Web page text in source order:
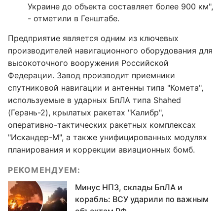
Украине до объекта составляет более 900 км",
- отметили в Генштабе.
Предприятие является одним из ключевых
производителей навигационного оборудования для
высокоточного вооружения Российской
Федерации. Завод производит приемники
спутниковой навигации и антенны типа "Комета",
используемые в ударных БпЛА типа Shahed
(Герань-2), крылатых ракетах "Калибр",
оперативно-тактических ракетных комплексах
"Искандер-М", а также унифицированных модулях
планирования и коррекции авиационных бомб.
РЕКОМЕНДУЕМ:
Минус НПЗ, склады БпЛА и
корабль: ВСУ ударили по важным